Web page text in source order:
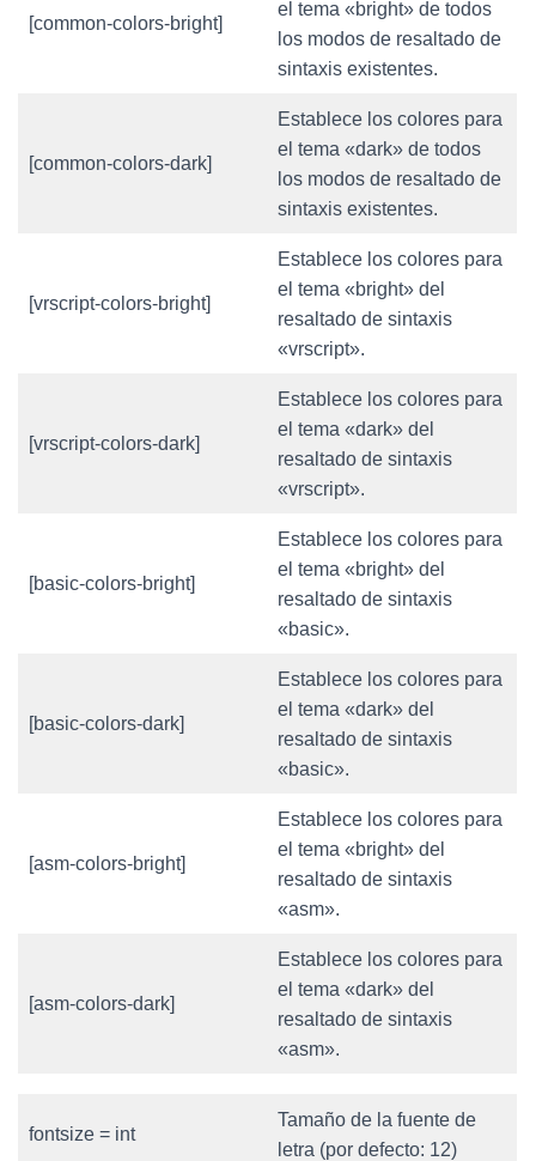
[common-colors-bright]
el tema «bright» de todos
los modos de resaltado de
sintaxis existentes.
[common-colors-dark]
Establece los colores para
el tema «dark» de todos
los modos de resaltado de
sintaxis existentes.
[vrscript-colors-bright]
Establece los colores para
el tema «bright» del
resaltado de sintaxis
«vrscript».
[vrscript-colors-dark]
Establece los colores para
el tema «dark» del
resaltado de sintaxis
«vrscript».
[basic-colors-bright]
Establece los colores para
el tema «bright» del
resaltado de sintaxis
«basic».
[basic-colors-dark]
Establece los colores para
el tema «dark» del
resaltado de sintaxis
«basic».
[asm-colors-bright]
Establece los colores para
el tema «bright» del
resaltado de sintaxis
«asm».
[asm-colors-dark]
Establece los colores para
el tema «dark» del
resaltado de sintaxis
«asm».
fontsize = int
Tamaño de la fuente de
letra (por defecto: 12)